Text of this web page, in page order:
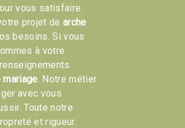
vous satisfaire.
projet dearche
besoins. Si vous
à votre
mariage. Notre métier
avec vous
Toute notre
et rigueur.